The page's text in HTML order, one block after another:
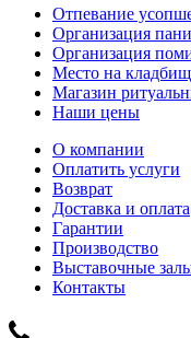
Отпевание
Организация
Организация
Место на
Магазин
Наши цены
О компании
Оплатить услуги
Возврат
Доставка и оплата
Гарантии
Производство
Выставочные
Контакты